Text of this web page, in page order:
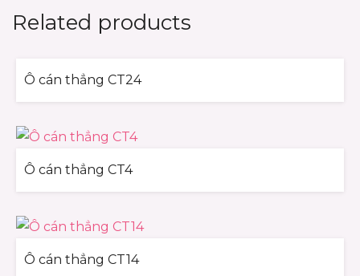
Related products
Ô cán thẳng CT24
Ô cán thẳng CT4
Ô cán thẳng CT14